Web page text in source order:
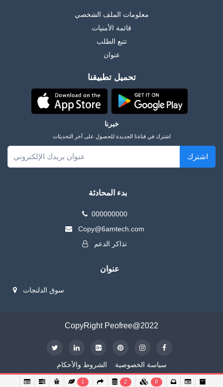
معلومات الملف الشخصي
قائمة الأمنيات
تتبع الطلب
عنوان
تحميل تطبيقنا
خبرنا
اشترك في قناةنا الجديدة للحصول على آخر التحديثات
اشترك
بدء المحادثة
000000000
Copy@6amtech.com
تذاكر الدعم
عنوان
سوق الدلنجات
CopyRight Peofree@2022
الشروط والأحكام سياسة الخصوصية
1 2 0